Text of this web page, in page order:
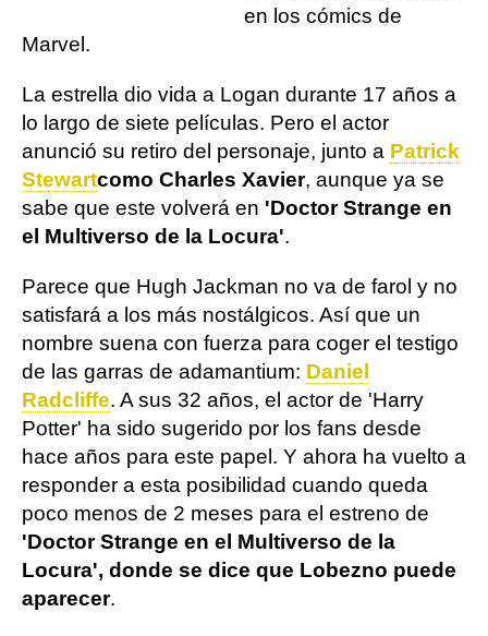
en los cómics de
Marvel.
La estrella dio vida a Logan durante 17 años a
lo largo de siete películas. Pero el actor
anunció su retiro del personaje, junto a Patrick
Stewartcomo Charles Xavier, aunque ya se
sabe que este volverá en 'Doctor Strange en
el Multiverso de la Locura'.
Parece que Hugh Jackman no va de farol y no
satisfará a los más nostálgicos. Así que un
nombre suena con fuerza para coger el testigo
de las garras de adamantium: Daniel
Radcliffe. A sus 32 años, el actor de 'Harry
Potter' ha sido sugerido por los fans desde
hace años para este papel. Y ahora ha vuelto a
responder a esta posibilidad cuando queda
poco menos de 2 meses para el estreno de
'Doctor Strange en el Multiverso de la
Locura', donde se dice que Lobezno puede
aparecer.